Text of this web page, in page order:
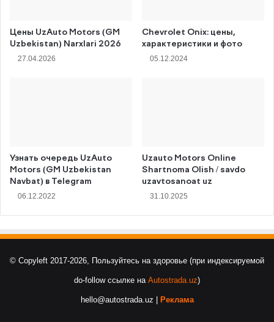
Цены UzAuto Motors (GM
Uzbekistan) Narxlari 2026
27.04.2026
Chevrolet Onix: цены,
характеристики и фото
05.12.2024
Узнать очередь UzAuto
Motors (GM Uzbekistan
Navbat) в Telegram
06.12.2022
Uzauto Motors Online
Shartnoma Olish / savdo
uzavtosanoat uz
31.10.2025
© Copyleft 2017-2026, Пользуйтесь на здоровье (при индексируемой
do-follow ссылке на Autostrada.uz)
hello@autostrada.uz | Реклама